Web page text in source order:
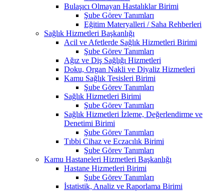
Bulaşıcı Olmayan Hastalıklar Birimi
Şube Görev Tanımları
Eğitim Materyalleri / Saha Rehberleri
Sağlık Hizmetleri Başkanlığı
Acil ve Afetlerde Sağlık Hizmetleri Birimi
Şube Görev Tanımları
Ağız ve Diş Sağlığı Hizmetleri
Doku, Organ Nakli ve Diyaliz Hizmetleri
Kamu Sağlık Tesisleri Birimi
Şube Görev Tanımları
Sağlık Hizmetleri Birimi
Şube Görev Tanımları
Sağlık Hizmetleri İzleme, Değerlendirme ve
Denetimi Birimi
Şube Görev Tanımları
Tıbbi Cihaz ve Eczacılık Birimi
Şube Görev Tanımları
Kamu Hastaneleri Hizmetleri Başkanlığı
Hastane Hizmetleri Birimi
Şube Görev Tanımları
İstatistik, Analiz ve Raporlama Birimi